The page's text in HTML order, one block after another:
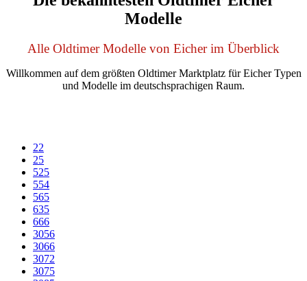
Modelle
Alle Oldtimer Modelle von Eicher im Überblick
Willkommen auf dem größten Oldtimer Marktplatz für Eicher Typen
und Modelle im deutschsprachigen Raum.
22
25
525
554
565
635
666
3056
3066
3072
3075